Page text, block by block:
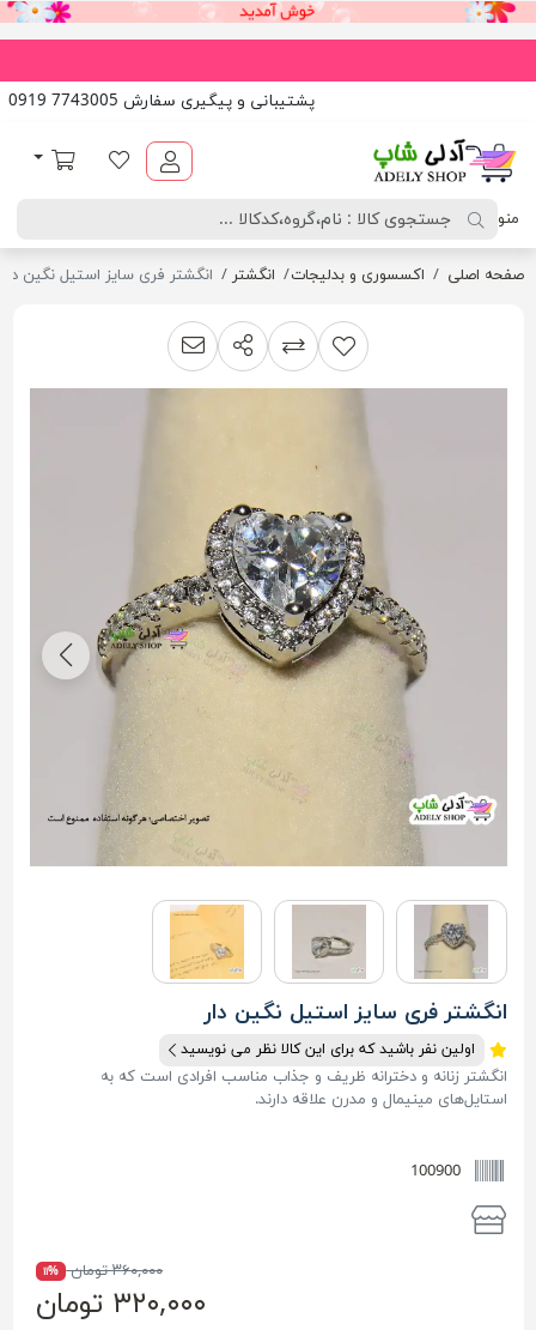
پشتیبانی و پیگیری سفارش 7743005 0919
لیست مورد علاقه
سبد خرید
منو
صفحه اصلی اکسسوری و بدلیجات انگشتر انگشتر فری سایز استیل نگین دار
افزودن به لیست مقایسه
اشتراک گذاریپیشنهاد به دوست
انگشتر فری سایز استیل نگین دار
اولین نفر باشید که برای این کالا نظر می نویسید
انگشتر زنانه و دخترانه ظریف و جذاب مناسب افرادی است که به
استایل‌های مینیمال و مدرن علاقه دارند.
100900
۳۶۰,۰۰۰ تومان ۱۱%
۳۲۰,۰۰۰ تومان